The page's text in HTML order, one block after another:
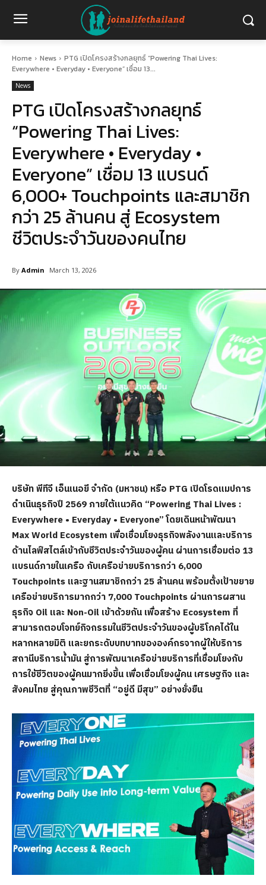
Home News
PTG เปิดโครงสร้างกลยุทธ์ “Powering Thai Lives:
Everywhere • Everyday • Everyone” เชื่อม 13...
News
PTG เปิดโครงสร้างกลยุทธ์
“Powering Thai Lives:
Everywhere • Everyday •
Everyone” เชื่อม 13 แบรนด์
6,000+ Touchpoints และสมาชิก
กว่า 25 ล้านคน สู่ Ecosystem
ชีวิตประจำวันของคนไทย
By Admin March 13, 2026
บริษัท พีทีจี เอ็นเนอยี จำกัด (มหาชน) หรือ PTG เปิดโรดแมปการ
ดำเนินธุรกิจปี 2569 ภายใต้แนวคิด “Powering Thai Lives :
Everywhere • Everyday • Everyone” โดยเดินหน้าพัฒนา
Max World Ecosystem เพื่อเชื่อมโยงธุรกิจพลังงานและบริการ
ด้านไลฟ์สไตล์เข้ากับชีวิตประจำวันของผู้คน ผ่านการเชื่อมต่อ 13
แบรนด์ภายในเครือ กับเครือข่ายบริการกว่า 6,000
Touchpoints และฐานสมาชิกกว่า 25 ล้านคน พร้อมตั้งเป้าขยาย
เครือข่ายบริการมากกว่า 7,000 Touchpoints ผ่านการผสาน
ธุรกิจ Oil และ Non-Oil เข้าด้วยกัน เพื่อสร้าง Ecosystem ที่
สามารถตอบโจทย์กิจกรรมในชีวิตประจำวันของผู้บริโภคได้ใน
หลากหลายมิติ และยกระดับบทบาทขององค์กรจากผู้ให้บริการ
สถานีบริการน้ำมัน สู่การพัฒนาเครือข่ายบริการที่เชื่อมโยงกับ
การใช้ชีวิตของผู้คนมากยิ่งขึ้น เพื่อเชื่อมโยงผู้คน เศรษฐกิจ และ
สังคมไทย สู่คุณภาพชีวิตที่ “อยู่ดี มีสุข” อย่างยั่งยืน